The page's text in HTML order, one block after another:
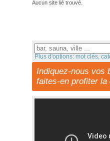
Aucun site lié trouvé.
Plus d'options: mot clés,
Indiquez-nous vos
faites-en profiter la